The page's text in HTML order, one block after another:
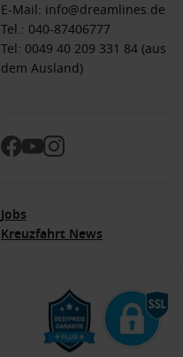
E-Mail: info@dreamlines.de
Tel.: 040-87406777
Tel: 0049 40 209 331 84 (aus
dem Ausland)
Jobs
Kreuzfahrt News